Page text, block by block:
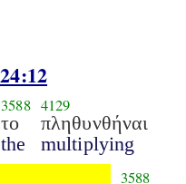
3588
το
the
4129
πληθυνθήναι
multiplying
3588